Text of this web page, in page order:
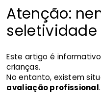
Atenção:
seletividade
Este artigo é
crianças.
No entanto, existem
avaliação profissional.